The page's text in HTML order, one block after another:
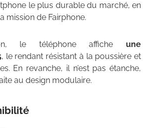
le plus durable du marché, en
mission de Fairphone.
le téléphone affiche une
, le rendant résistant à la poussière et
En revanche, il n’est pas étanche,
au design modulaire.